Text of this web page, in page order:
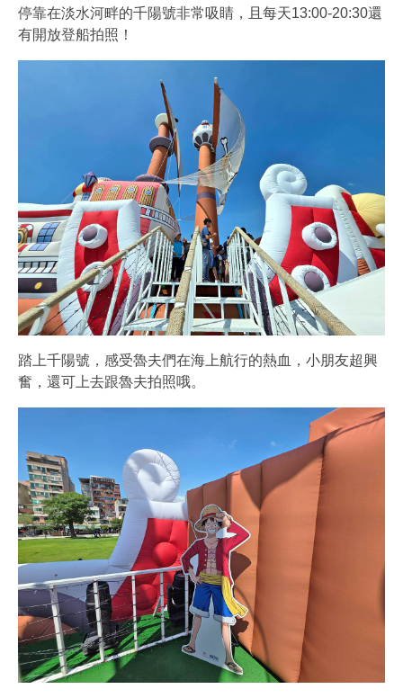
停靠在淡水河畔的千陽號非常吸睛，且每天13:00-20:30還
有開放登船拍照！
踏上千陽號，感受魯夫們在海上航行的熱血，小朋友超興
奮，還可上去跟魯夫拍照哦。